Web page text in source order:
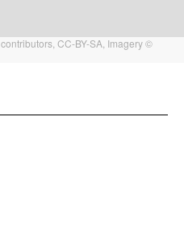
contributors, CC-BY-SA, Imagery ©